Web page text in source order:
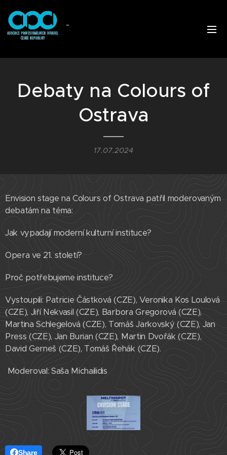
Debaty na Colours of
Ostrava
17.07.2024
Envision stage na Colours of Ostrava patřil moderovaným
debatám na téma:
Jak vypadají moderní kulturní instituce?
Opera ve 21. století?
Proč potřebujeme instituce?
Vystoupili: Patricie Částková (CZE), Veronika Kos Loulová
(CZE), Jiří Nekvasil (CZE), Barbora Gregorová (CZE),
Martina Schlegelová (CZE), Tomáš Jarkovský (CZE), Jan
Press (CZE), Jan Burian (CZE), Martin Dvořák (CZE),
David Gerneš (CZE), Tomáš Řehák (CZE).
Moderoval: Saša Michailidis
Share